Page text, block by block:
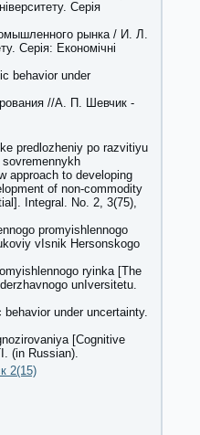
Серія
рынка / И. Л.
Серія: Економічні
behavior under
//А. П. Шевчик -
predlozheniy po razvitiyu
approach to developing
of non-commodity
Integral. No. 2, 3(75),
promyishlennogo
vIsnik Hersonskogo
ryinka [The
unIversitetu.
under uncertainty.
[Cognitive
(in Russian).
2(15)